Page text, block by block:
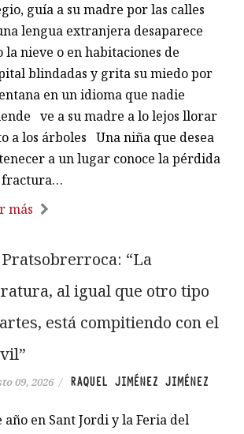
guía a su madre por las calles
lengua extranjera desaparece
la nieve o en habitaciones de
blindadas y grita su miedo por
en un idioma que nadie
ve a su madre a lo lejos llorar
a los árboles Una niña que desea
a un lugar conoce la pérdida
fractura…
más
“La
al igual que otro tipo
está compitiendo con el
09, 2026 / RAQUEL JIMÉNEZ JIMÉNEZ
año en Sant Jordi y la Feria del